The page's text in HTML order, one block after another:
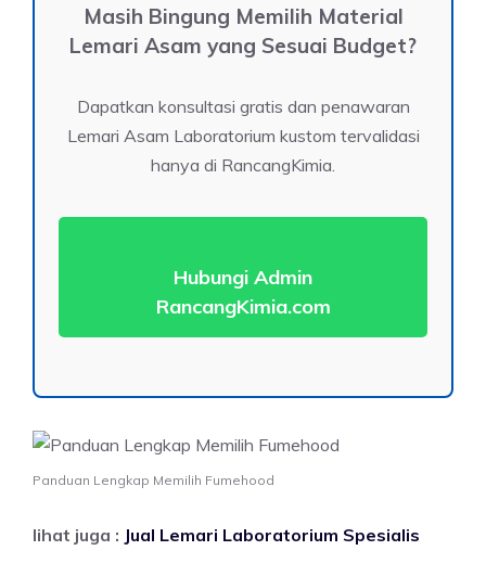
Masih Bingung Memilih Material
Lemari Asam yang Sesuai Budget?
Dapatkan konsultasi gratis dan penawaran
Lemari Asam Laboratorium kustom tervalidasi
hanya di RancangKimia.
Hubungi Admin
RancangKimia.com
Panduan Lengkap Memilih Fumehood
lihat juga : Jual Lemari Laboratorium Spesialis